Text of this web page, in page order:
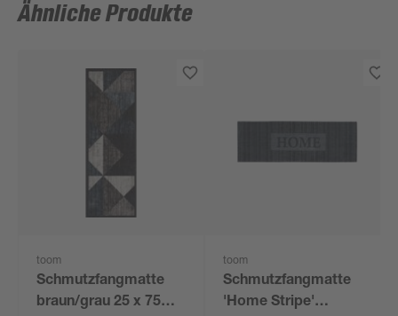
Ähnliche Produkte
toom
Schmutzfangmatte
braun/grau 25 x 75
toom
Schmutzfangmatte
'Home Stripe'